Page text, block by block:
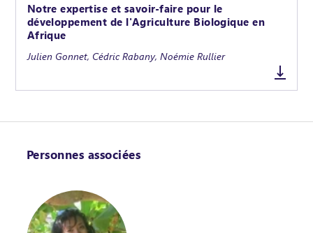
Notre expertise et savoir-faire pour le
développement de l'Agriculture Biologique en
Afrique
Julien Gonnet, Cédric Rabany, Noémie Rullier
Personnes associées